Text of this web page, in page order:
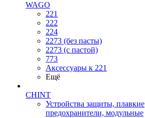
WAGO
221
222
224
2273 (без пасты)
2273 (с пастой)
773
Аксессуары к 221
Ещё
CHINT
Устройства защиты, плавкие
предохранители, модульные